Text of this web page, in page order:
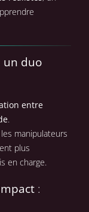
un duo
entre
.
manipulateurs
plus
en charge.
: